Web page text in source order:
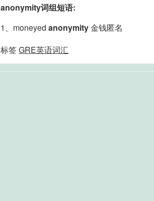
anonymity词组短语:
1、moneyed anonymity金钱匿名
标签GRE英语词汇